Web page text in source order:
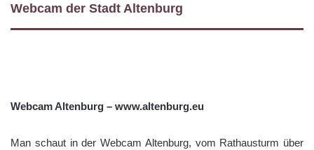
Webcam der Stadt Altenburg
Webcam Altenburg – www.altenburg.eu
Man schaut in der Webcam Altenburg, vom Rathausturm über